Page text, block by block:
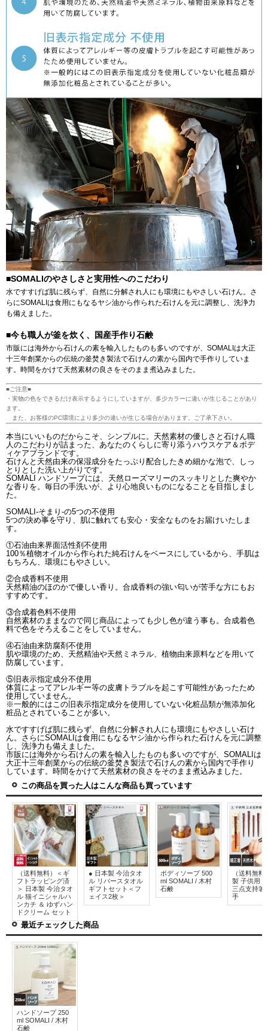
■SOMALIのやさしさと実用性へのこだわり
水ですすげば肌に残らず、自然に分解され人にも環境にもやさしい石けん。さ
らにSOMALIは食用にもなるヤシ油から作られた石けんを元に調整し、洗浄力
も備えました。
■今も職人が釜を炊く、国産手作り石鹸
市販には海外から石けんの素を輸入したものも多いのですが、SOMALIは大正
十三年創業からの伝統の釜焚き製法で石けんの素から国内で手作りしていま
す。時間をかけて天然素材の良さをそのまま煮込みました。
■ご注意■
・実物の色をできるだけ表示するようにしていますが、多少カラーに違いが生じることがあり
ます。
また、お客様のPC環境により多少の違いが生じる場合があります。ご了承下さい。
本当にいいものだからこそ、シンプルに。天然素材の優しさと石けん職
人のこだわりが詰まった、あなたのくらしに寄り添うハウスケア＆ボデ
ィケアブランドです。
石けんと天然由来の保湿成分をたっぷり配合したきめ細かな泡で、しっ
とりとした洗い上がりです。
SOMALI ハンドソープには、天然ローズマリーのスッキリとした爽やか
な香りを。毎日の手洗いが、より心地良いものになることを目指しまし
た。
SOMALI-そまり-の5つの不使用
5つの決め事を守り、肌に触れても安心・安全なものをお届けいたしま
す。
①石油由来界面活性剤不使用
100％植物オイルから作られた純石けんをベースにしているから、手肌は
もちろん、環境にもやさしい。
②合成香料不使用
天然精油のほのかで優しい香り。合成香料の強い匂いが苦手な方にもお
すすめです。
③合成着色料不使用
自然素材のままなので同じ商品によっても少し色が違う事も。合成着色
料で色をそろえることをしていません。
④石油由来防腐剤不使用
肌や環境のため、天然精油や天然ミネラル、植物由来原料などを用いて
防腐しています。
⑤旧表示指定成分不使用
体質によってアレルギー等の皮膚トラブルを起こす可能性があったため
使用していません。
※一般的にはこの旧表示指定成分を使用していない化粧品類が無添加化
粧品とされていることが多い。
水ですすげば肌に残らず、自然に分解され人にも環境にもやさしい石け
ん。さらにSOMALIは食用にもなるヤシ油から作られた石けんを元に調整
し、洗浄力も備えました。
市販には海外から石けんの素を輸入したものも多いのですが、SOMALIは
大正十三年創業からの伝統の釜焚き製法で石けんの素から国内で手作り
しています。時間をかけて天然素材の良さをそのまま煮込みました。
この商品を買った人はこんな商品も買っています
（送料無料）＜ギ
フトラッピング済
＞ 日本製 今治タオ
ル 猫イニシャルハ
ンカチ ＆ ゆずハン
ドクリーム セット
● 日本製 今治タオ
ル リバースタオル
ギフトセット＜フ
ェイス2枚＞
ボディソープ 500
ml SOMALI / 木村
石鹸
（送料無料
製 子供用
三点支持箸
手
最近チェックした商品
ハンドソープ 250
ml SOMALI / 木村
石鹸